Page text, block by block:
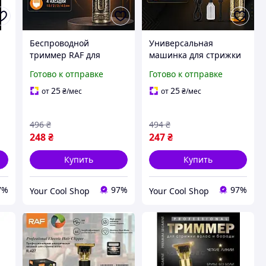
Беспроводной
триммер RAF для
бороды с четырьмя
насадками,
питанием
Готово к отправке
от25 ₴/мес
248 ₴
496 ₴
Купить
Your Cool Shop 97%
Универсальная
машинка для стрижки
стальными лезвиями,
USB-зарядкой и
Готово к отправке
от25₴/мес
247₴
494 ₴
Купить
Your Cool Shop 97%